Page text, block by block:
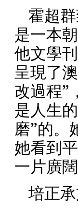
霍超
是一本
他文學
呈現了
改過程”
是人生
磨”的。
她看到
一片廣
培正